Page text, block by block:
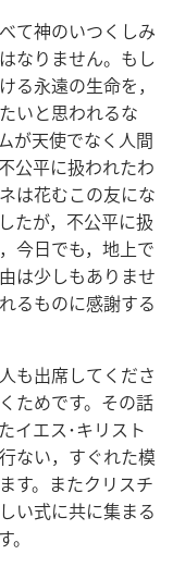
て神のいつくしみ
なりません。もし
る永遠の生命を，
いと思われるな
が天使でなく人間
公平に扱われたわ
は花むこの友にな
たが，不公平に扱
今日でも，地上で
は少しもありませ
るものに感謝する
も出席してくださ
ためです。その話
イエス･キリスト
ない，すぐれた模
す。またクリスチ
い式に共に集まる